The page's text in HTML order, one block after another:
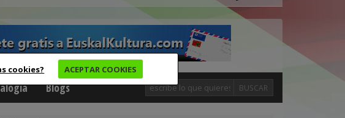
cookies? ACEPTAR COOKIES
Blogs BUSCAR